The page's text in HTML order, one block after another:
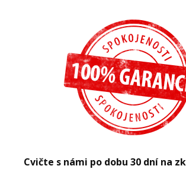
Cvičte s námi po dobu 30 dní na